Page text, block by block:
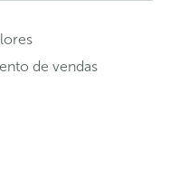
de vendas